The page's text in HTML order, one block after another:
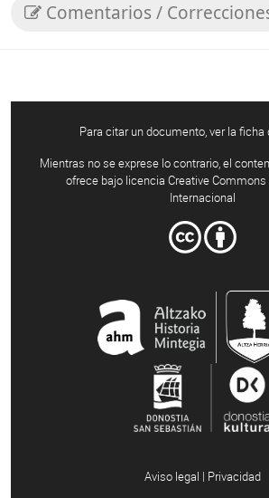
Comentarios /
Para citar un documento, ver la
Mientras no se exprese lo contrario, el
ofrece bajo licencia Creative
Internacional
Aviso legal | Privacidad